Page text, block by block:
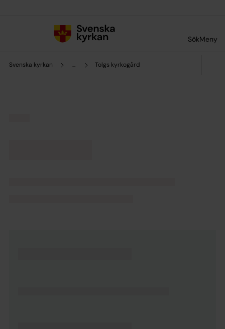
SökMeny
Svenska kyrkan ... Tolgs kyrkogård